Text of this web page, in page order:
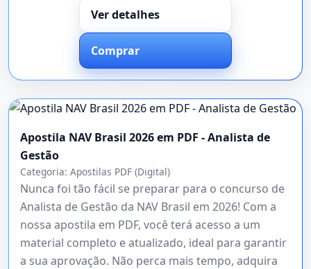
Ver detalhes
Comprar
Apostila NAV Brasil 2026 em PDF - Analista de
Gestão
Categoria: Apostilas PDF (Digital)
Nunca foi tão fácil se preparar para o concurso de
Analista de Gestão da NAV Brasil em 2026! Com a
nossa apostila em PDF, você terá acesso a um
material completo e atualizado, ideal para garantir
a sua aprovação. Não perca mais tempo, adquira